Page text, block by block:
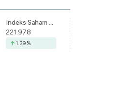
Indeks Saham Syariah Indonesia
221.978
1.29%